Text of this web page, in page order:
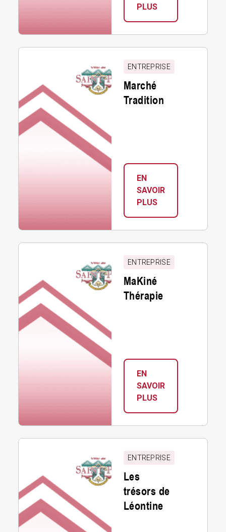
PLUS:
MARIE
Marché
ENTREPRISE
Marché
Tradition
EN
SAVOIR
PLUS:
MARCHÉ
MaKiné
ENTREPRISE
MaKiné
Thérapie
EN
SAVOIR
PLUS:
MAKINÉ
Les
Léontine
ENTREPRISE
Les
trésors de
Léontine